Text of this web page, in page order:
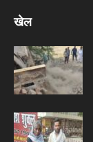
खेल